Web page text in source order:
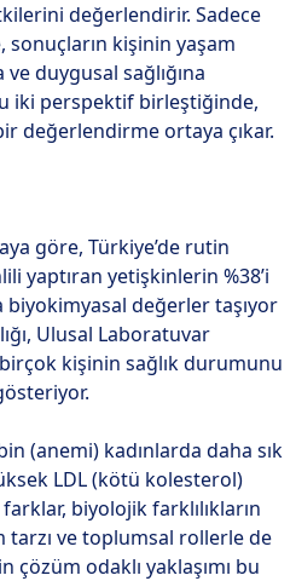
değerlendirir. Sadece
kişinin yaşam
duygusal sağlığına
iki perspektif birleştiğinde,
değerlendirme ortaya çıkar.
göre, Türkiye’de rutin
yaptıran yetişkinlerin %38’i
değerler taşıyor
Ulusal Laboratuvar
kişinin sağlık durumunu
(anemi) kadınlarda daha sık
LDL (kötü kolesterol)
biyolojik farklılıkların
tarzı ve toplumsal rollerle de
odaklı yaklaşımı bu